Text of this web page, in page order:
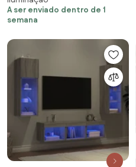
sonoma
A ser enviado dentro de 1
semana